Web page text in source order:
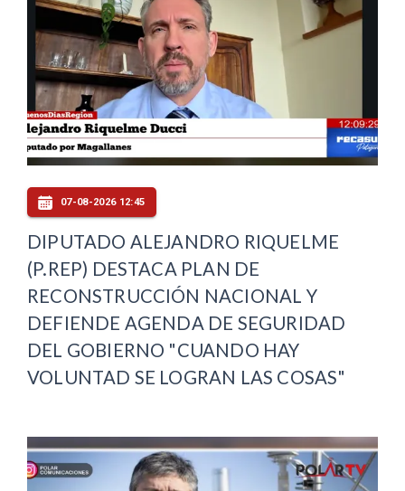
07-08-2026 12:45
DIPUTADO ALEJANDRO RIQUELME
(P.REP) DESTACA PLAN DE
RECONSTRUCCIÓN NACIONAL Y
DEFIENDE AGENDA DE SEGURIDAD
DEL GOBIERNO "CUANDO HAY
VOLUNTAD SE LOGRAN LAS COSAS"